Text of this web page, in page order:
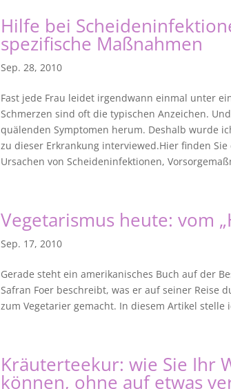
Hilfe bei
spezifische Maßnahmen
Sep. 28, 2010
Fast jede Frau leidet irgendwann einmal unter
Schmerzen sind oft die typischen Anzeichen.
quälenden Symptomen herum. Deshalb wurde
zu dieser Erkrankung interviewed.Hier finden
Ursachen von Scheideninfektionen,
Vegetarismus heute: vom
Sep. 17, 2010
Gerade steht ein amerikanisches Buch auf der
Safran Foer beschreibt, was er auf seiner Reise
zum Vegetarier gemacht. In diesem Artikel stelle
Kräuterteekur: wie Sie Ihr
können, ohne auf etwas